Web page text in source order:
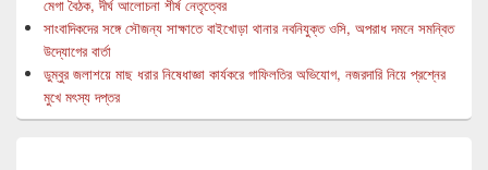
মেগা বৈঠক, দীর্ঘ আলোচনা শীর্ষ নেতৃত্বের
সাংবাদিকদের সঙ্গে সৌজন্য সাক্ষাতে বাইখোড়া থানার নবনিযুক্ত ওসি, অপরাধ দমনে সমন্বিত
উদ্যোগের বার্তা
ডুম্বুর জলাশয়ে মাছ ধরার নিষেধাজ্ঞা কার্যকরে গাফিলতির অভিযোগ, নজরদারি নিয়ে প্রশ্নের
মুখে মৎস্য দপ্তর